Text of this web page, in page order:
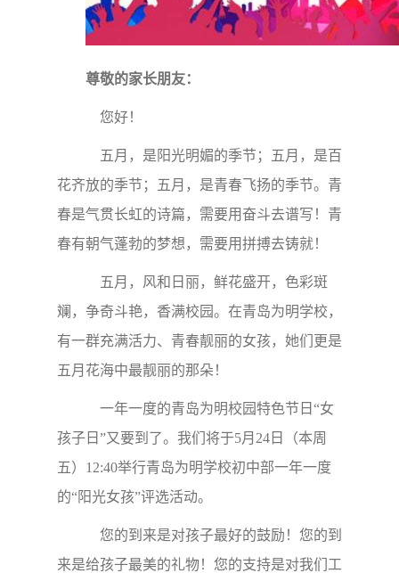
尊敬的家长朋友：
您好！
五月，是阳光明媚的季节；五月，是百
花齐放的季节；五月，是青春飞扬的季节。青
春是气贯长虹的诗篇，需要用奋斗去谱写！青
春有朝气蓬勃的梦想，需要用拼搏去铸就！
五月，风和日丽，鲜花盛开，色彩斑
斓，争奇斗艳，香满校园。在青岛为明学校，
有一群充满活力、青春靓丽的女孩，她们更是
五月花海中最靓丽的那朵！
一年一度的青岛为明校园特色节日“女
孩子日”又要到了。我们将于5月24日（本周
五）12:40举行青岛为明学校初中部一年一度
的“阳光女孩”评选活动。
您的到来是对孩子最好的鼓励！您的到
来是给孩子最美的礼物！您的支持是对我们工